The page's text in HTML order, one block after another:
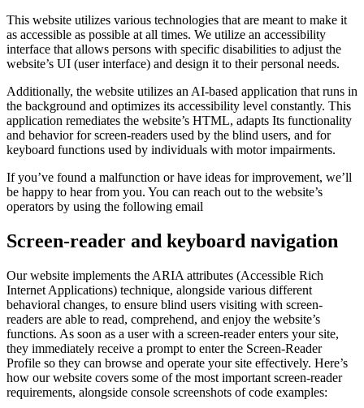
This website utilizes various technologies that are meant to make it
as accessible as possible at all times. We utilize an accessibility
interface that allows persons with specific disabilities to adjust the
website’s UI (user interface) and design it to their personal needs.
Additionally, the website utilizes an AI-based application that runs in
the background and optimizes its accessibility level constantly. This
application remediates the website’s HTML, adapts Its functionality
and behavior for screen-readers used by the blind users, and for
keyboard functions used by individuals with motor impairments.
If you’ve found a malfunction or have ideas for improvement, we’ll
be happy to hear from you. You can reach out to the website’s
operators by using the following email
Screen-reader and keyboard navigation
Our website implements the ARIA attributes (Accessible Rich
Internet Applications) technique, alongside various different
behavioral changes, to ensure blind users visiting with screen-
readers are able to read, comprehend, and enjoy the website’s
functions. As soon as a user with a screen-reader enters your site,
they immediately receive a prompt to enter the Screen-Reader
Profile so they can browse and operate your site effectively. Here’s
how our website covers some of the most important screen-reader
requirements, alongside console screenshots of code examples: